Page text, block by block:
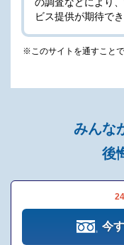
ビス提供が期待でき
※このサイトを通すこと
みんな
後
24
今